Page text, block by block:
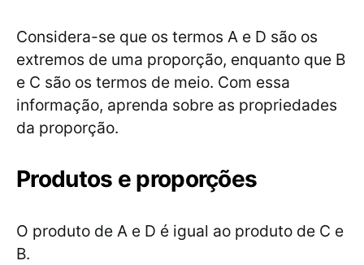
Considera-se que os termos A e D são os
extremos de uma proporção, enquanto que B
e C são os termos de meio. Com essa
informação, aprenda sobre as propriedades
da proporção.
Produtos e proporções
O produto de A e D é igual ao produto de C e
B.